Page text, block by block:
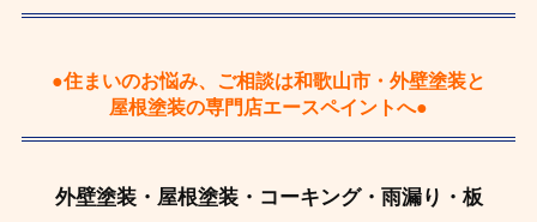
●住まいのお悩み、ご相談は和歌山市・外壁塗装と
屋根塗装の専門店エースペイントへ●
外壁塗装・屋根塗装・コーキング・雨漏り・板